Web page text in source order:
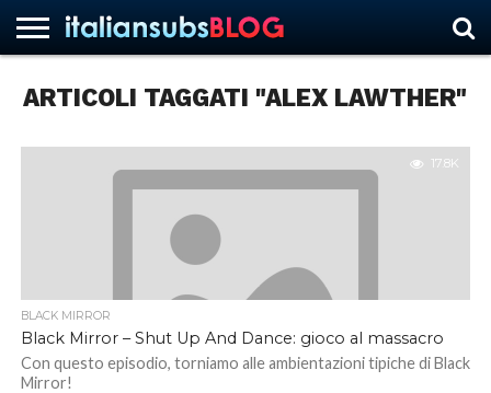
NEWS
ASCOLTI
RECENSIONI
INTERVISTE
CURIOSITÀ
CHI
CONTATTACI
FORUM
ITALIANSUBS
ARTICOLI TAGGATI "ALEX LAWTHER"
17.8K
BLACK MIRROR
Black Mirror – Shut Up And Dance: gioco al massacro
Con questo episodio, torniamo alle ambientazioni tipiche di Black
Mirror!